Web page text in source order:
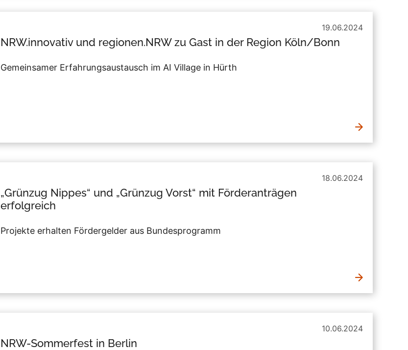
19.06.2024
NRW.innovativ und regionen.NRW zu Gast in der Region Köln/Bonn
Gemeinsamer Erfahrungsaustausch im AI Village in Hürth
18.06.2024
„Grünzug Nippes“ und „Grünzug Vorst“ mit Förderanträgen
erfolgreich
Projekte erhalten Fördergelder aus Bundesprogramm
10.06.2024
NRW-Sommerfest in Berlin